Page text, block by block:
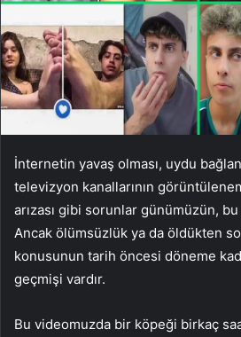
İnternetin yavaş olması, uydu
televizyon kanallarının
arızası gibi sorunlar günümüzün,
Ancak ölümsüzlük ya da öldükten
konusunun tarih öncesi döneme
geçmişi vardır.
Bu videomuzda bir köpeği birkaç